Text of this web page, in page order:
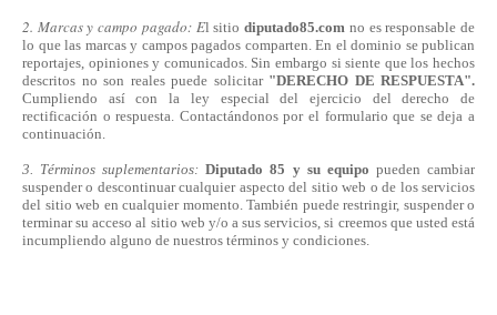
2. Marcas y campo pagado: El sitiodiputado85.com no es responsable de
lo que las marcas y campos pagados comparten. En el dominio se publican
reportajes, opiniones y comunicados. Sin embargo si siente que los hechos
descritos no son reales puede solicitar "DERECHO DE RESPUESTA".
Cumpliendo asícon la ley especial del ejercicio del derecho de
rectificación o respuesta. Contactándonospor el formulario que se deja a
continuación.
3. Términos suplementarios:Diputado 85 y su equipo pueden cambiar
suspender o descontinuar cualquier aspecto del sitio web o de los servicios
del sitio web en cualquier momento. También puede restringir, suspender o
terminar su acceso al sitio web y/o a sus servicios, si creemos que usted está
incumpliendo alguno de nuestros términos y condiciones.